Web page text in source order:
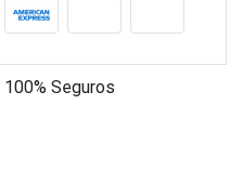
100% Seguros